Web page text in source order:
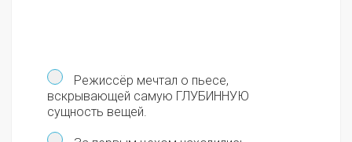
Режиссёр мечтал о пьесе,
вскрывающей самую ГЛУБИННУЮ
сущность вещей.